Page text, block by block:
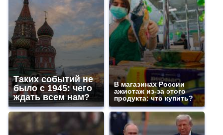
Таких событий не
было с 1945: чего
ждать всем нам?
В магазинах России
ажиотаж из-за этого
продукта: что купить?